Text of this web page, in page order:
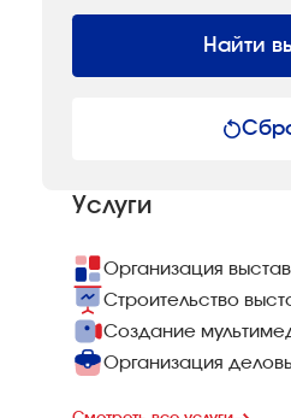
Найти
Услуги
Создание